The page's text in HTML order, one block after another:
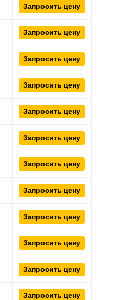
Запросить цену
Запросить цену
Запросить цену
Запросить цену
Запросить цену
Запросить цену
Запросить цену
Запросить цену
Запросить цену
Запросить цену
Запросить цену
Запросить цену